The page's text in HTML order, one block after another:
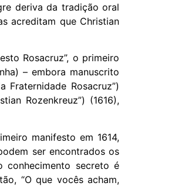
deriva da tradição oral
acreditam que Christian
Rosacruz”, o primeiro
– embora manuscrito
Rosacruz”)
Rozenkreuz”) (1616),
manifesto em 1614,
ser encontrados os
conhecimento secreto é
“O que vocês acham,